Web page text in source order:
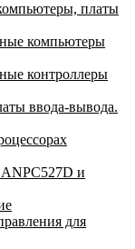
платы
компьютеры
контроллеры
ввода-вывода.
и
для